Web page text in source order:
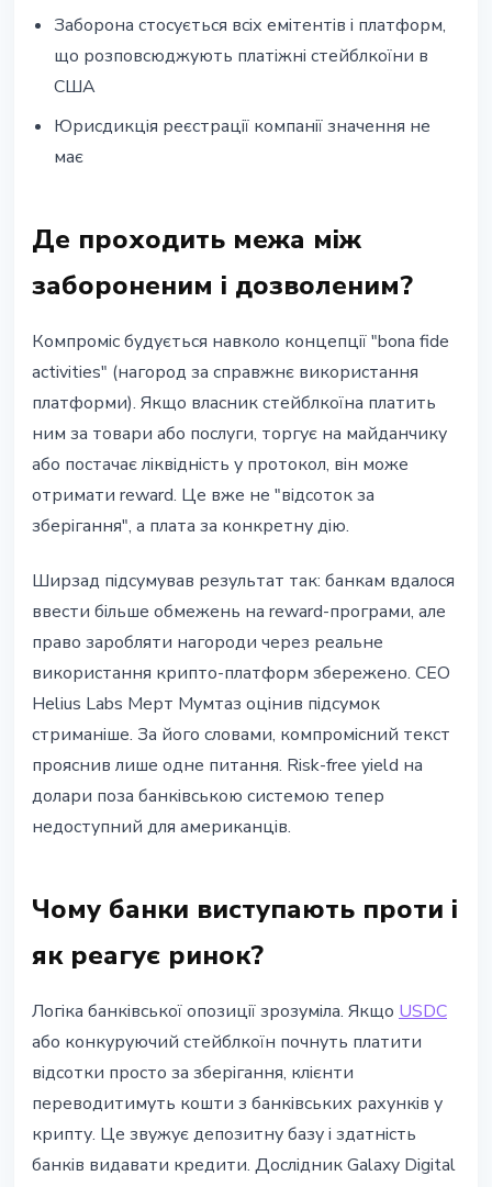
Заборона стосується всіх емітентів і платформ,
що розповсюджують платіжні стейблкоїни в
США
Юрисдикція реєстрації компанії значення не
має
Де проходить межа між
забороненим і дозволеним?
Компроміс будується навколо концепції "bona fide
activities" (нагород за справжнє використання
платформи). Якщо власник стейблкоїна платить
ним за товари або послуги, торгує на майданчику
або постачає ліквідність у протокол, він може
отримати reward. Це вже не "відсоток за
зберігання", а плата за конкретну дію.
Ширзад підсумував результат так: банкам вдалося
ввести більше обмежень на reward-програми, але
право заробляти нагороди через реальне
використання крипто-платформ збережено. CEO
Helius Labs Мерт Мумтаз оцінив підсумок
стриманіше. За його словами, компромісний текст
прояснив лише одне питання. Risk-free yield на
долари поза банківською системою тепер
недоступний для американців.
Чому банки виступають проти і
як реагує ринок?
Логіка банківської опозиції зрозуміла. Якщо USDC
або конкуруючий стейблкоїн почнуть платити
відсотки просто за зберігання, клієнти
переводитимуть кошти з банківських рахунків у
крипту. Це звужує депозитну базу і здатність
банків видавати кредити. Дослідник Galaxy Digital